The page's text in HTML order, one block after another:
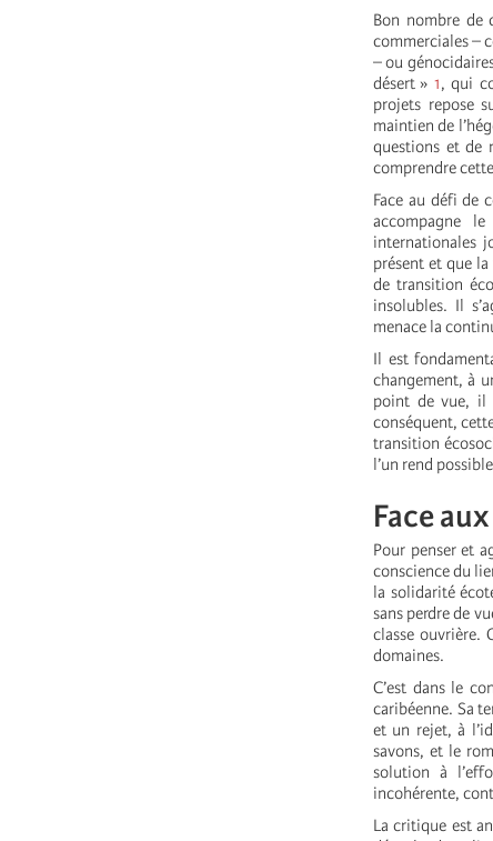
Bon nombre de
commerciales –
– ou
désert » 1, qui
projets repose
maintien de
questions et de
comprendre
Face au défi de
accompagne
internationales
présent et que
de transition
insolubles. Il
menace la
Il est
changement, à
point de vue, il
conséquent,
transition
l’un rend
Face
Pour penser et
conscience du
la solidarité
sans perdre de
classe ouvrière.
domaines.
C’est dans le
caribéenne. Sa
et un rejet, à
savons, et le
solution à
incohérente,
La critique est